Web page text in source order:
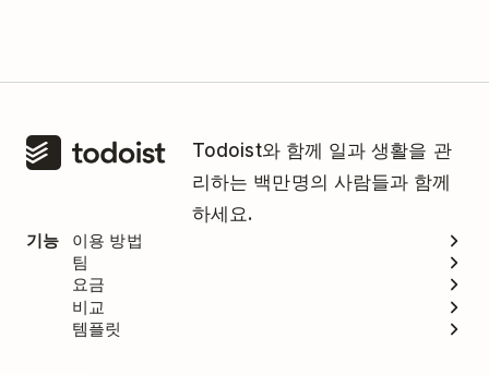
Todoist와 함께 일과 생활을 관
리하는 백만명의 사람들과 함께
하세요.
기능
이용 방법
팀
요금
비교
템플릿